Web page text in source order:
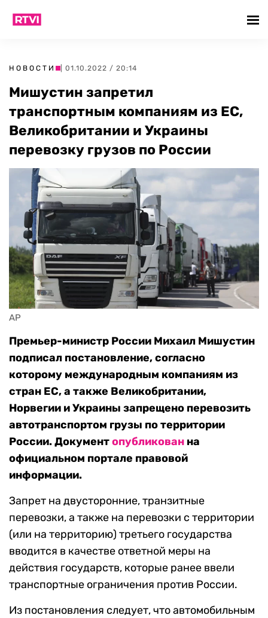
НОВОСТИ | 01.10.2022 / 20:14
Мишустин запретил
транспортным компаниям из ЕС,
Великобритании и Украины
перевозку грузов по России
AP
Премьер-министр России Михаил Мишустин
подписал постановление, согласно
которому международным компаниям из
стран ЕС, а также Великобритании,
Норвегии и Украины запрещено перевозить
автотранспортом грузы по территории
России. Документопубликован на
официальном портале правовой
информации.
Запрет на двусторонние, транзитные
перевозки, а также на перевозки с территории
(или на территорию) третьего государства
вводится в качестве ответной меры на
действия государств, которые ранее ввели
транспортные ограничения против России.
Из постановления следует, что автомобильным